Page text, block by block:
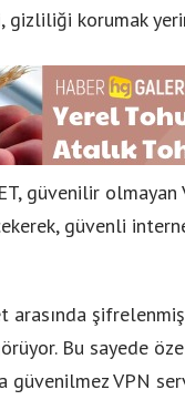
gizliliği korumak
güvenilir olmayan
güvenli
arasında
Bu sayede
güvenilmez VPN